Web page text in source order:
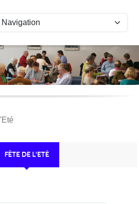
FÊTE DE L'ETÉ